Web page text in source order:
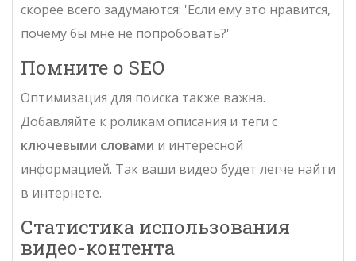
скорее всего задумаются: 'Если ему это нравится,
почему бы мне не попробовать?'
Помните о SEO
Оптимизация для поиска также важна.
Добавляйте к роликам описания и теги с
ключевыми словами и интересной
информацией. Так ваши видео будет легче найти
в интернете.
Статистика использования
видео-контента